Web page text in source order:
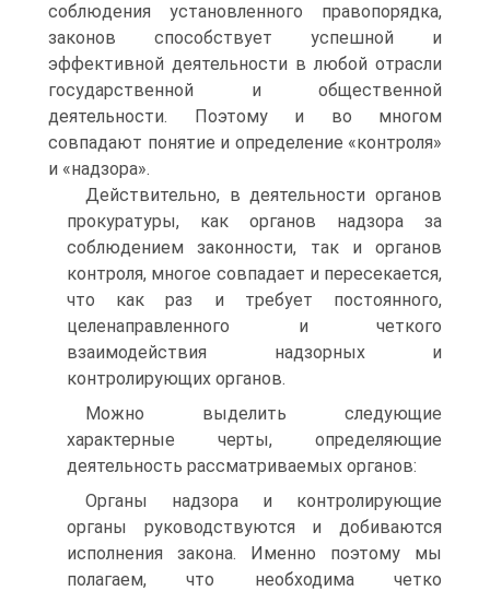
соблюдения установленного правопорядка,
законов способствует успешной и
эффективной деятельности в любой отрасли
государственной и общественной
деятельности. Поэтому и во многом
совпадают понятие и определение «контроля»
и «надзора».
Действительно, в деятельности органов
прокуратуры, как органов надзора за
соблюдением законности, так и органов
контроля, многое совпадает и пересекается,
что как раз и требует постоянного,
целенаправленного и четкого
взаимодействия надзорных и
контролирующих органов.
Можно выделить следующие
характерные черты, определяющие
деятельность рассматриваемых органов:
Органы надзора и контролирующие
органы руководствуются и добиваются
исполнения закона. Именно поэтому мы
полагаем, что необходима четко